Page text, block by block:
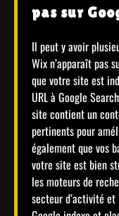
pas sur
Il peut y avoir
Wix n’apparaît pas
que votre site est
URL à Google
site contient un
pertinents pour
également que vos
votre site est bien
les moteurs de
secteur d’activité